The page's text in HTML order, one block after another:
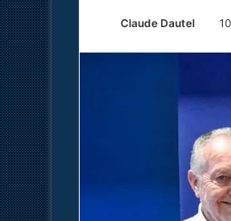
Claude Dautel